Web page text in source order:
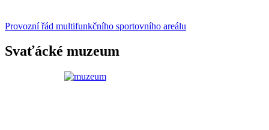
Provozní řád multifunkčního sportovního areálu
Svaťácké muzeum